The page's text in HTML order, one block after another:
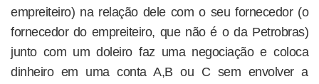
empreiteiro) na relação dele com o seu fornecedor (o
fornecedor do empreiteiro, que não é o da Petrobras)
junto com um doleiro faz uma negociação e coloca
dinheiro em uma conta A,B ou C sem envolver a